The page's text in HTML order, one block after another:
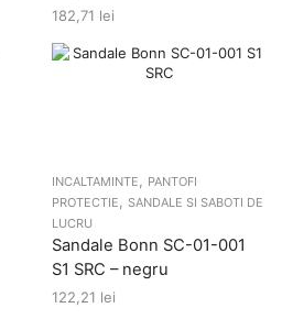
182,71 lei
INCALTAMINTE, PANTOFI
PROTECTIE, SANDALE SI SABOTI DE
LUCRU
Sandale Bonn SC-01-001
S1 SRC – negru
122,21 lei